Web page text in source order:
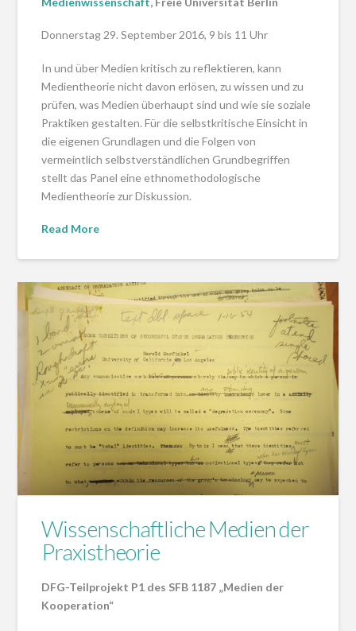
Donnerstag 29. September 2016, 9 bis 11 Uhr
In und über Medien kritisch zu reflektieren, kann
Medientheorie nicht davon erlösen, zu wissen und zu
prüfen, was Medien überhaupt sind und wie sie soziale
Praktiken gestalten. Für die selbstkritische Einsicht in
die eigenen Grundlagen und die Folgen von
vermeintlich selbstverständlichen Grundbegriffen
stellt das Panel eine ethnomethodologische
Medientheorie zur Diskussion.
Read More
Wissenschaftliche Medien der
Praxistheorie
DFG-Teilprojekt P1 des SFB 1187 „Medien der
Kooperation“